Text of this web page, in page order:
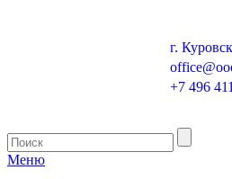
г.
+7 496
Меню